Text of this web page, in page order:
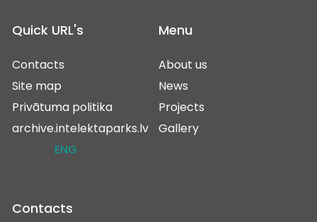
Quick URL's
Contacts
Site map
Privātuma politika
archive.intelektaparks.lv
ENG
Menu
About us
News
Projects
Gallery
Contacts